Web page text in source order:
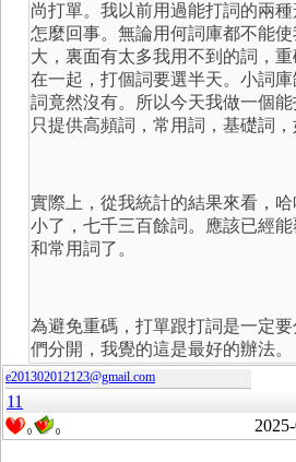
尚打單。我以前用過能打詞的兩
怎麼回事。無論用何詞庫都不能
大，裏面有太多我用不到的詞，
在一起，打個詞要選半天。小詞
詞竟然沒有。所以今天我做一個
只提供高頻詞，常用詞，基礎詞，
實際上，從我統計的結果來看，
小了，七千三百餘詞。應該已經
和常用詞了。
為避免重碼，打單跟打詞是一定
們分開，我覺的這是最好的辦法。
e201302012123@gmail.com
11
0 0